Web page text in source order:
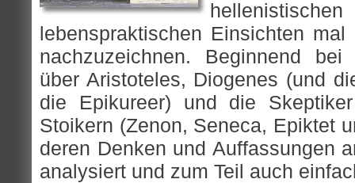
lebenspraktischen Einsichten
nachzuzeichnen. Beginnend
über Aristoteles, Diogenes (und
die Epikureer) und die
Stoikern (Zenon, Seneca, Epiktet
deren Denken und Auffassungen
analysiert und zum Teil auch